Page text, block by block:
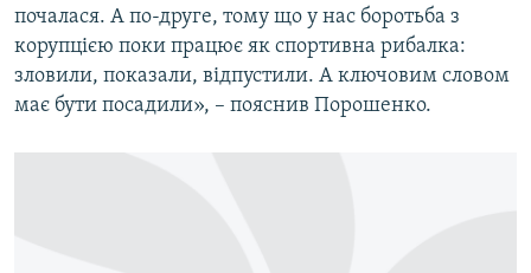
почалася. А по-друге, тому що у нас боротьба з
корупцією поки працює як спортивна рибалка:
зловили, показали, відпустили. А ключовим словом
має бути посадили», – пояснив Порошенко.